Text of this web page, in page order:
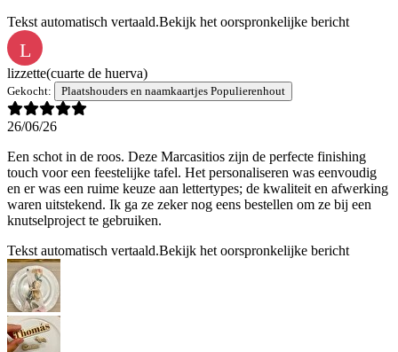
Tekst automatisch vertaald.Bekijk het oorspronkelijke bericht
L
lizzette(cuarte de huerva)
Gekocht: Plaatshouders en naamkaartjes Populierenhout
26/06/26
Een schot in de roos. Deze Marcasitios zijn de perfecte finishing
touch voor een feestelijke tafel. Het personaliseren was eenvoudig
en er was een ruime keuze aan lettertypes; de kwaliteit en afwerking
waren uitstekend. Ik ga ze zeker nog eens bestellen om ze bij een
knutselproject te gebruiken.
Tekst automatisch vertaald.Bekijk het oorspronkelijke bericht